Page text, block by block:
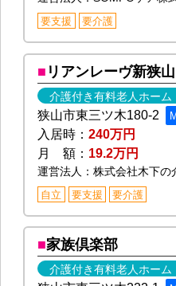
要支援 要介護
リアンレーヴ新狭山
介護付き有料老人ホーム
狭山市東三ツ木180-2
入居時：240万円
月 額： 19.2万円
運営法人：株式会社木下の
自立 要支援 要介護
家族倶楽部
介護付き有料老人ホーム